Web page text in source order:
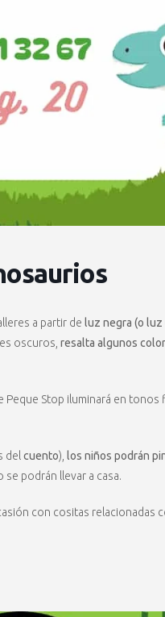
a partir de luz negra (o
oscuros, resalta algunos
Peque Stop iluminará en
delcuento), los niños podrán
podrán llevar a casa.
con cositas relacionadas